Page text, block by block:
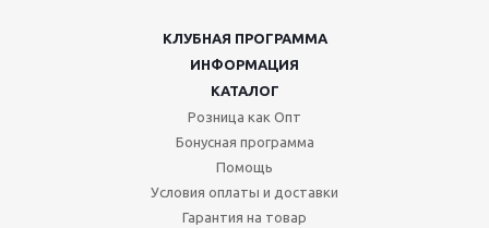
КЛУБНАЯ ПРОГРАММА
ИНФОРМАЦИЯ
КАТАЛОГ
Розница как Опт
Бонусная программа
Помощь
Условия оплаты и доставки
Гарантия на товар